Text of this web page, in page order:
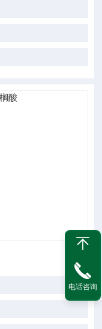
电话咨询